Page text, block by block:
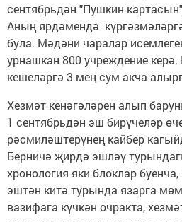
сентябрьдән "Пушкин
Аның ярдәмендә
була. Мәдәни чаралар
урнашкан 800 учреждение
кешеләргә 3 мең сум акча
Хезмәт кенәгәләрен алып
1 сентябрьдән эш бирүчеләр
рәсмиләштерүнең кайбер
Берничә җирдә эшләү
хронология яки блоклар
эштән китә турында язарга
вазифага күчкән очракта,